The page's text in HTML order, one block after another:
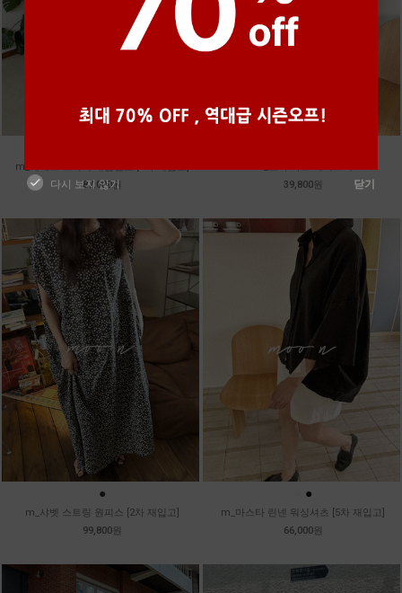
m_헤세드 스티치 데님팬츠 [4차 재입고]
87,000원
39,800원
●
m_샤벳 스트링 원피스 [2차 재입고]
99,800원
●
m_마스타 린넨 워싱셔츠 [5차 재입고]
66,000원
다시 보지 않기 닫기